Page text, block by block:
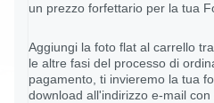
un prezzo forfettario per la tua
Aggiungi la foto flat al carrello
le altre fasi del processo di
pagamento, ti invieremo la tua
download all'indirizzo e-mail con